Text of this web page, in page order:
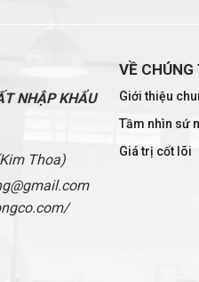
NHẬP KHẨU
Thoa)
VỀ CHÚNG
Giới thiệu
Tầm nhìn sứ
Giá trị cốt lõi